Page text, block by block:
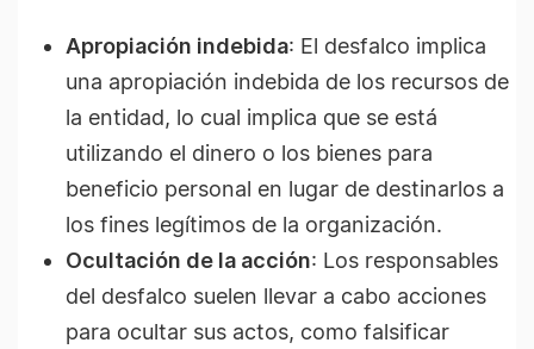
Apropiación indebida: El desfalco implica
una apropiación indebida de los recursos de
la entidad, lo cual implica que se está
utilizando el dinero o los bienes para
beneficio personal en lugar de destinarlos a
los fines legítimos de la organización.
Ocultación de la acción: Los responsables
del desfalco suelen llevar a cabo acciones
para ocultar sus actos, como falsificar